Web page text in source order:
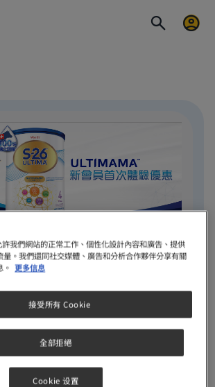
新會員首次體驗
優惠登記表格
26®腦動力發展權威
妥以下表格登記，即可以優惠價購買
瑞士版 (初生嬰兒奶粉除外) 乙罐。登
媽會將於14個工作天内以電話方式聯
資料核實及安排直送府上詳情。
我們網站的正常工作、個性化設計內容和廣告、提供
量。我們還同社交媒體、廣告和分析合作夥伴分享有關
更多信息
全部拒絕
接受所有 Cookie
Cookie 设置